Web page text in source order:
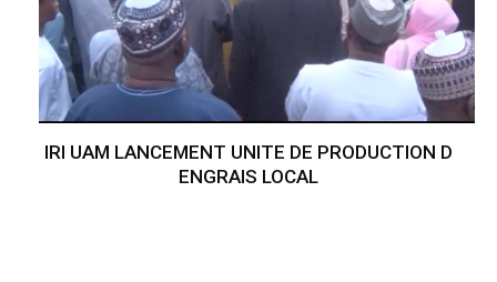
IRI UAM LANCEMENT UNITE DE PRODUCTION D
ENGRAIS LOCAL